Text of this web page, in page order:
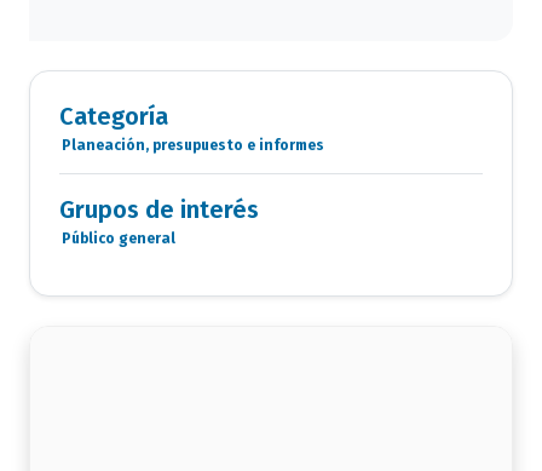
Categoría
Categoria
Documentos
Planeación, presupuesto e informes
Grupos de interés
Grupo
interés
Público general